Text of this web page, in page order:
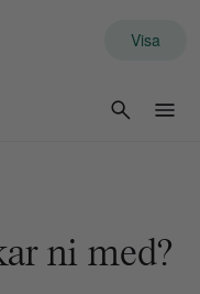
Visa
ni med?